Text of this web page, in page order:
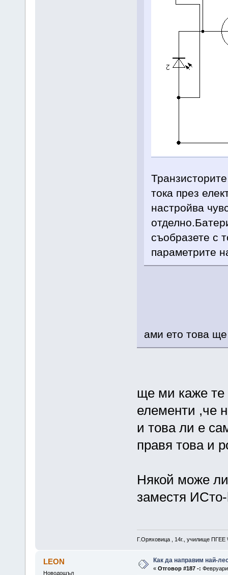
тока през
настройва
съобразете с
параметрите
ами ето това
ще ми каже те
елементи ,че
и това ли е
правя това и
Някой може
заместя
Г.Оряховица , 14г., училище
LEON
Новодошъл
Как да направим най-
« Отговор #187 -: